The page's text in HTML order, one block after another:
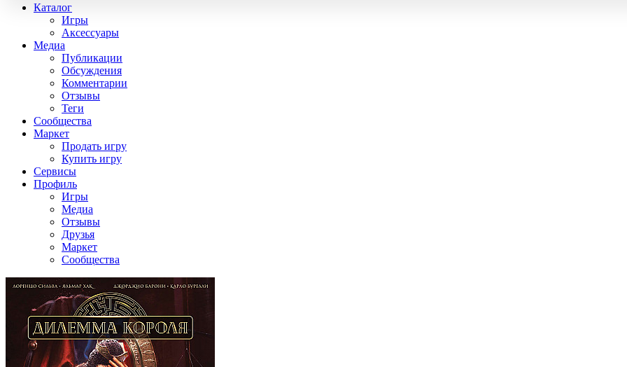
Каталог
Игры
Аксессуары
Медиа
Публикации
Обсуждения
Комментарии
Отзывы
Теги
Сообщества
Маркет
Продать игру
Купить игру
Сервисы
Профиль
Игры
Медиа
Отзывы
Друзья
Маркет
Сообщества